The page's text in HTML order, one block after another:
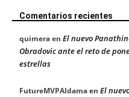
Comentarios recientes
quimeraen El nuevo
Obradovic ante el reto de
estrellas
FutureMVPAldamaen El